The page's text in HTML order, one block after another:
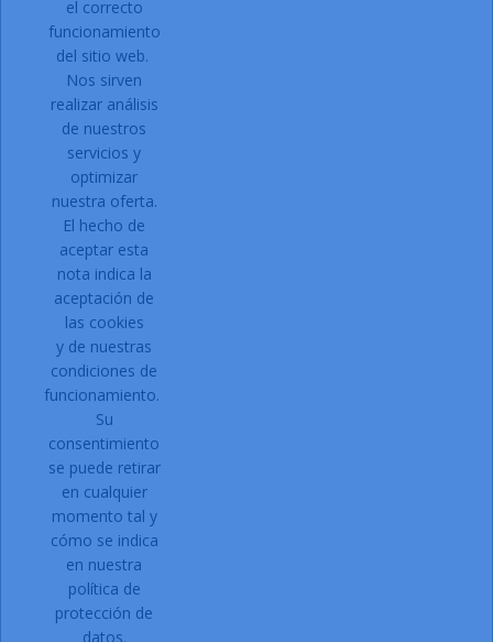
Acepto las condiciones generales y la política de
confidencialidad
PRODUCTOS
NUESTRA EMPRESA
Contacto:
Dirección:C/ Can Gallart, 11
17430 Santa Coloma de Farners
Email:
972 87 71 00
Solicitar acceso a la web.
Registro:
Si estais interesados en daros
de alta en nuestra web,
CLIC AQUI.
© 2026 - Ecommerce software por Oficenter la Selva
el correcto
funcionamiento
del sitio web.
Nos sirven
realizar análisis
de nuestros
servicios y
optimizar
nuestra oferta.
El hecho de
aceptar esta
nota indica la
aceptación de
las cookies
y de nuestras
condiciones de
funcionamiento.
Su
consentimiento
se puede retirar
en cualquier
momento tal y
cómo se indica
en nuestra
política de
protección de
datos.